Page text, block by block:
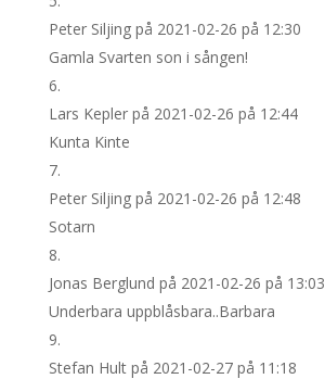
Peter Siljing på 2021-02-26 på 12:30
Gamla Svarten son i sången!
Lars Kepler på 2021-02-26 på 12:44
Kunta Kinte
Peter Siljing på 2021-02-26 på 12:48
Sotarn
Jonas Berglund på 2021-02-26 på 13:03
Underbara uppblåsbara..Barbara
Stefan Hult på 2021-02-27 på 11:18